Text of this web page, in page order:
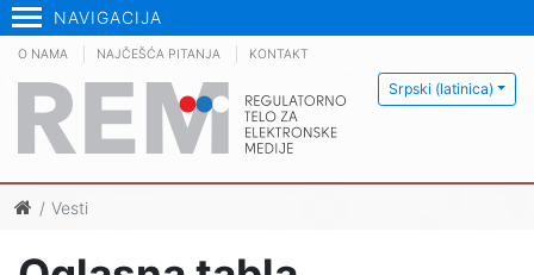
NAVIGACIJA
Srpski (latinica)
O NAMA NAJČEŠĆA PITANJA KONTAKT
Vesti